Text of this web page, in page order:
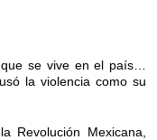
se vive en el país…
la violencia como su
Revolución Mexicana,